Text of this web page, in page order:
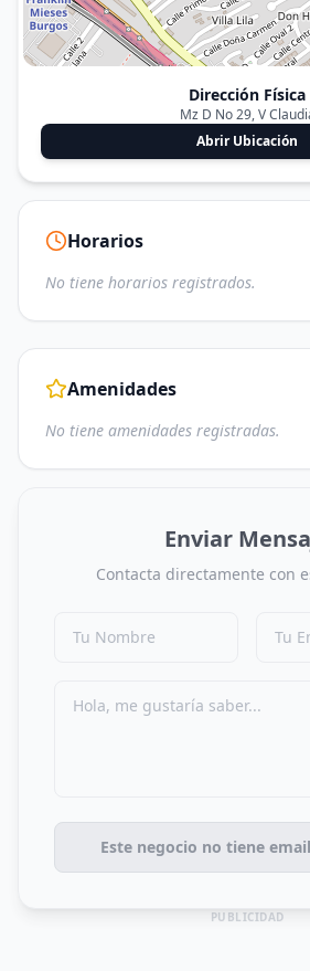
Dirección Física
Mz D No 29, V
Abrir Ubicación
Horarios
No tiene horarios registrados.
Amenidades
No tiene amenidades registradas.
Enviar
Contacta directamente con
Este negocio no tiene
PUBLICIDAD